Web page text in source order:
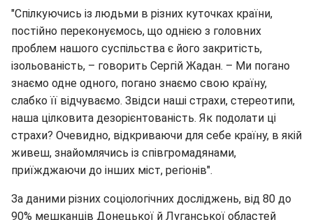
"Спілкуючись із людьми в різних куточках країни,
постійно переконуємось, що однією з головних
проблем нашого суспільства є його закритість,
ізольованість, – говорить Сергій Жадан. – Ми погано
знаємо одне одного, погано знаємо свою країну,
слабко її відчуваємо. Звідси наші страхи, стереотипи,
наша цілковита дезорієнтованість. Як подолати ці
страхи? Очевидно, відкриваючи для себе країну, в якій
живеш, знайомлячись із співгромадянами,
приїжджаючи до інших міст, регіонів".
За даними різних соціологічних досліджень, від 80 до
90% мешканців Донецької й Луганської областей